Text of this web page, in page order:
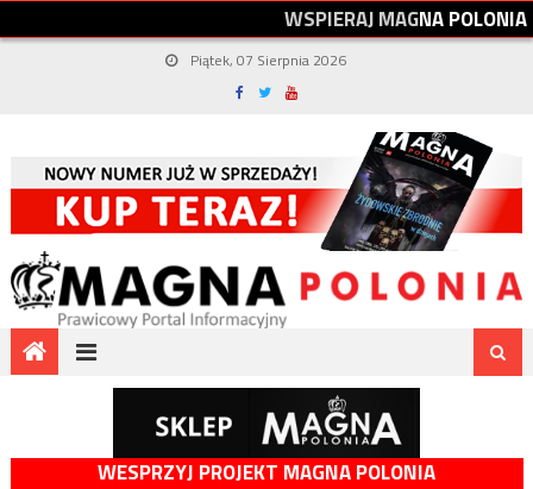
WSPIERAJMAGNAPOLONIA
Piątek, 07 Sierpnia 2026
WESPRZYJ PROJEKT MAGNA POLONIA